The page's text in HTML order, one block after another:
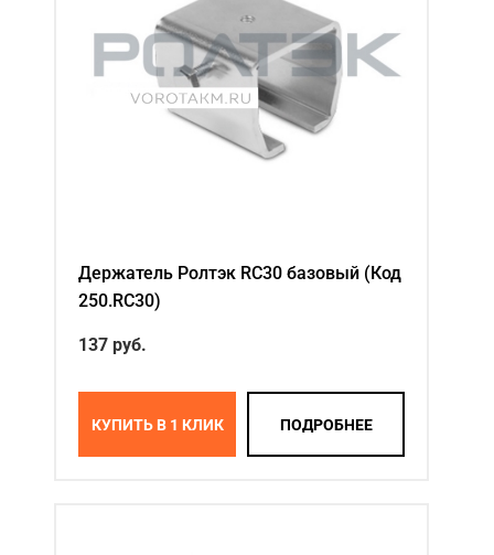
Держатель Ролтэк RC30 базовый (Код
250.RC30)
137 руб.
КУПИТЬ В 1 КЛИК ПОДРОБНЕЕ